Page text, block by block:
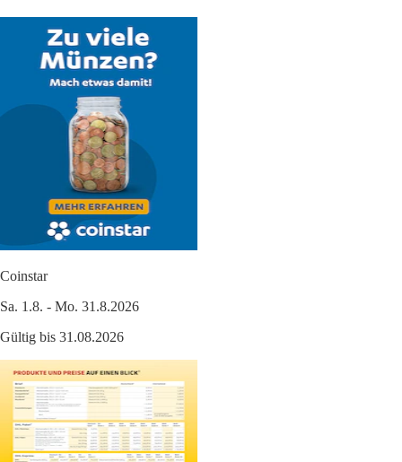
Coinstar
Sa. 1.8. - Mo. 31.8.2026
Gültig bis 31.08.2026